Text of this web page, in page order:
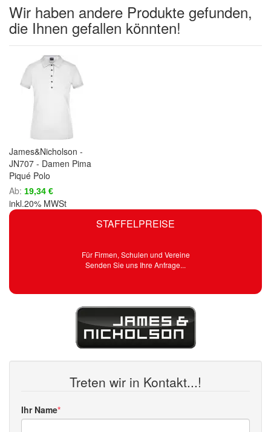
STAFFELPREISE
Für Firmen, Schulen und Vereine
Senden Sie uns Ihre Anfrage...
Treten wir in Kontakt...!
Ihr Name
Wir haben andere Produkte gefunden,
die Ihnen gefallen könnten!
James&Nicholson -
JN707 - Damen Pima
Piqué Polo
Ab 19,34 €
inkl.20% MWSt